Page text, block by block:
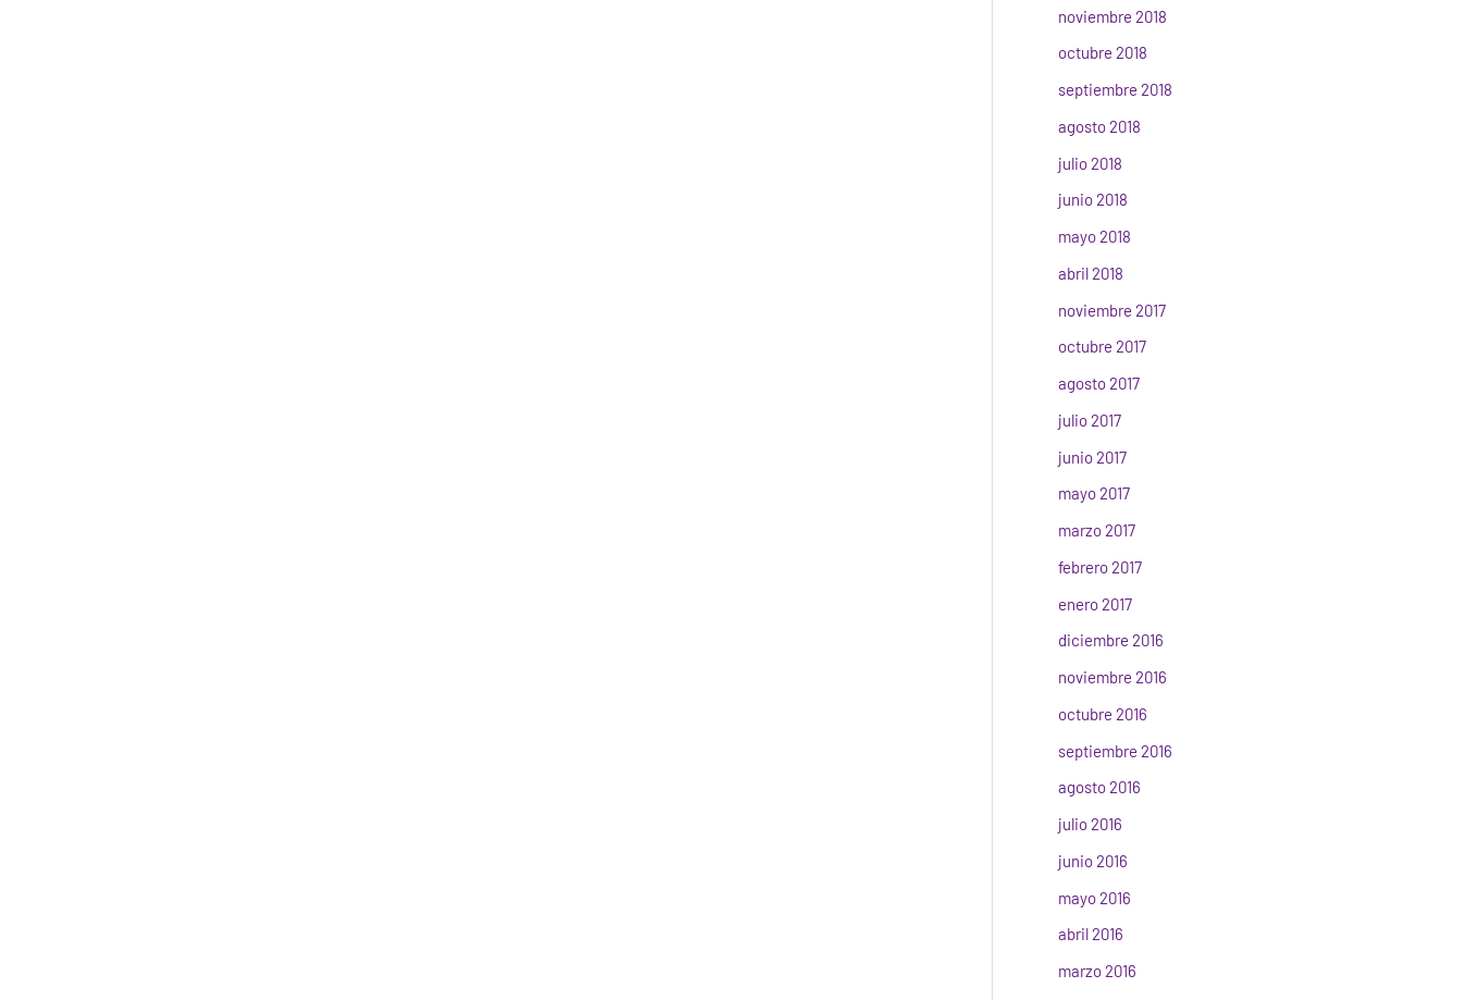
noviembre 2018
octubre 2018
septiembre 2018
agosto 2018
julio 2018
junio 2018
mayo 2018
abril 2018
noviembre 2017
octubre 2017
agosto 2017
julio 2017
junio 2017
mayo 2017
marzo 2017
febrero 2017
enero 2017
diciembre 2016
noviembre 2016
octubre 2016
septiembre 2016
agosto 2016
julio 2016
junio 2016
mayo 2016
abril 2016
marzo 2016